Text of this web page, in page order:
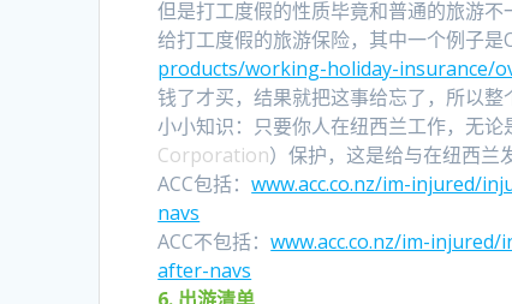
但是打工度假的性质毕竟和普通的旅游
给打工度假的旅游保险，其中一个例子
products/working-holiday-insurance/
钱了才买，结果就把这事给忘了，所以整
小小知识：只要你人在纽西兰工作，无
Corporation）保护，这是给与在纽西兰
ACC包括：www.acc.co.nz/im-injured/
navs
ACC不包括：www.acc.co.nz/im-
after-navs